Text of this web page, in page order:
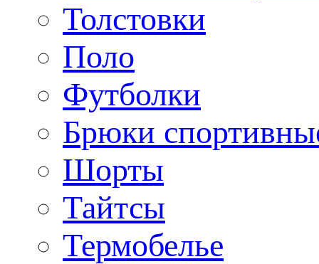
Толстовки
Поло
Футболки
Брюки
Шорты
Тайтсы
Термобелье